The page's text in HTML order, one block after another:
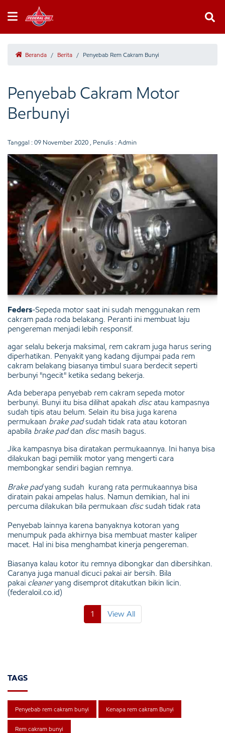
Beranda / Berita / Penyebab Rem Cakram Bunyi
Penyebab Cakram Motor
Berbunyi
Tanggal : 09 November 2020 , Penulis : Admin
Feders-Sepeda motor saat ini sudah menggunakan rem
cakram pada roda belakang. Peranti ini membuat laju
pengereman menjadi lebih responsif.
agar selalu bekerja maksimal, rem cakram juga harus sering
diperhatikan. Penyakit yang kadang dijumpai pada rem
cakram belakang biasanya timbul suara berdecit seperti
berbunyi "ngecit" ketika sedang bekerja.
Ada beberapa penyebab rem cakram sepeda motor
berbunyi. Bunyi itu bisa dilihat apakah discatau kampasnya
sudah tipis atau belum. Selain itu bisa juga karena
permukaan brake padsudah tidak rata atau kotoran
apabila brake paddan discmasih bagus.
Jika kampasnya bisa diratakan permukaannya. Ini hanya bisa
dilakukan bagi pemilik motor yang mengerti cara
membongkar sendiri bagian remnya.
Brake padyang sudah kurang rata permukaannya bisa
diratain pakai ampelas halus. Namun demikian, hal ini
percuma dilakukan bila permukaan discsudah tidak rata
Penyebab lainnya karena banyaknya kotoran yang
menumpuk pada akhirnya bisa membuat master kaliper
macet. Hal ini bisa menghambat kinerja pengereman.
Biasanya kalau kotor itu remnya dibongkar dan dibersihkan.
Caranya juga manual dicuci pakai air bersih. Bila
pakai cleaneryang disemprot ditakutkan bikin licin.
(federaloil.co.id)
1 View All
TAGS
Penyebab rem cakram bunyi Kenapa rem cakram Bunyi
Rem cakram bunyi